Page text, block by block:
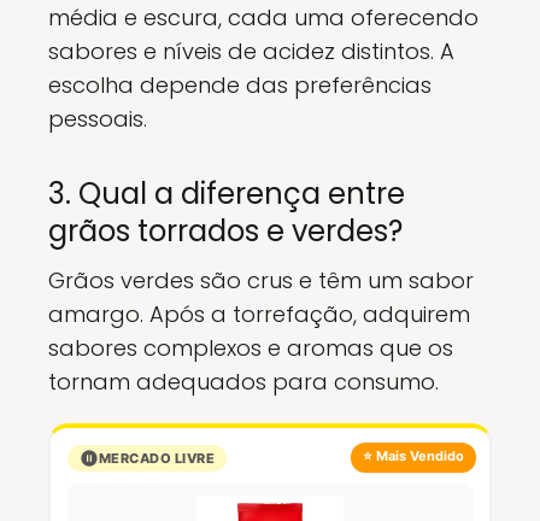
média e escura, cada uma oferecendo
sabores e níveis de acidez distintos. A
escolha depende das preferências
pessoais.
3. Qual a diferença entre
grãos torrados e verdes?
Grãos verdes são crus e têm um sabor
amargo. Após a torrefação, adquirem
sabores complexos e aromas que os
tornam adequados para consumo.
⭐ Mais Vendido
MERCADO LIVRE